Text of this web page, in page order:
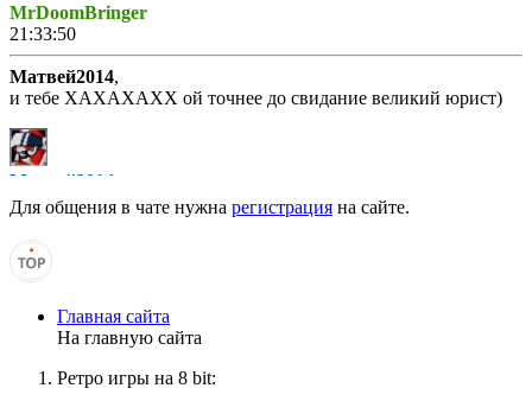
MrDoomBringer
21:33:50
Матвей2014,
и тебе ХАХАХАХХ ой точнее до свидание великий юрист)
Матвей2014
21:33:10
MrDoomBringer
Спокойной ночи.
MrDoomBringer
21:31:59
Для общения в чате нужна регистрация на сайте.
Главная сайта
На главную сайта
Ретро игры на 8 bit: